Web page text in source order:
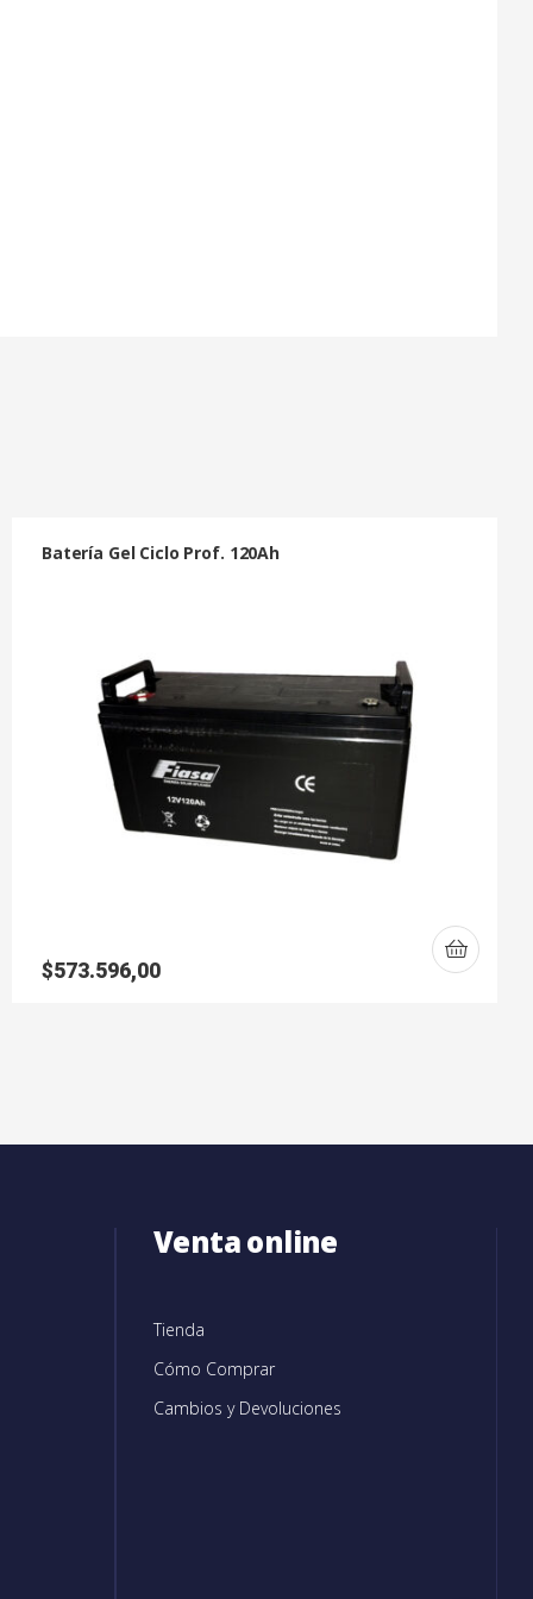
Batería Gel Ciclo Prof. 120Ah
$573.596,00
Venta online
Tienda
Cómo Comprar
Cambios y Devoluciones